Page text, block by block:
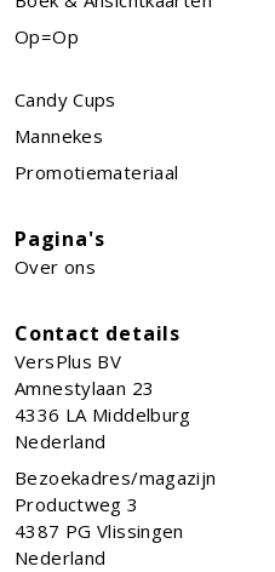
Op=Op
Candy Cups
Mannekes
Promotiemateriaal
Pagina's
Over ons
Contact details
VersPlus BV
Amnestylaan 23
4336 LA Middelburg
Nederland
Bezoekadres/magazijn
Productweg 3
4387 PG Vlissingen
Nederland